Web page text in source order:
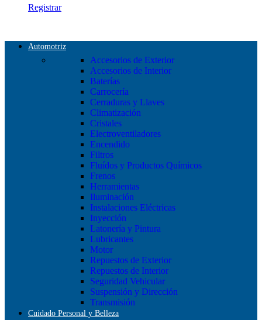
Registrar
Automotriz
Accesorios de Exterior
Accesorios de Interior
Baterías
Carrocería
Cerraduras y Llaves
Climatización
Cristales
Electroventiladores
Encendido
Filtros
Fluídos y Productos Químicos
Frenos
Herramientas
Iluminación
Instalaciones Eléctricas
Inyección
Latonería y Pintura
Lubricantes
Motor
Repuestos de Exterior
Repuestos de Interior
Seguridad Vehicular
Suspensión y Dirección
Transmisión
Cuidado Personal y Belleza